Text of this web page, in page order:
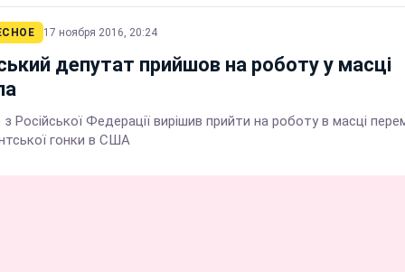
17 ноября 2016, 20:24
депутат прийшов на роботу у масці
Російської Федерації вирішив прийти на роботу в масці
гонки в США